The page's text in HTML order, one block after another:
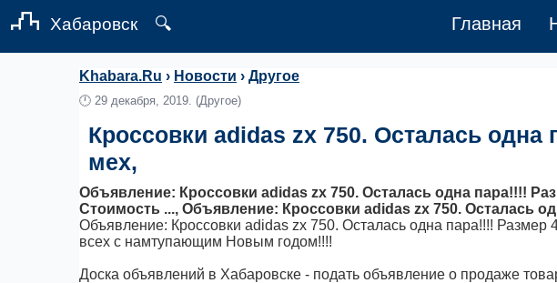
Хабаровск 🔍 Главная
Khabara.Ru › Новости › Другое
🕛 29 декабря, 2019. (Другое)
Кроссовки adidas zx 750. Осталась одна
мех,
Объявление: Кроссовки adidas zx 750. Осталась одна пара!!!!
Стоимость ..., Объявление: Кроссовки adidas zx 750. Осталась
Объявление: Кроссовки adidas zx 750. Осталась одна пара!!!!
всех с намтупающим Новым годом!!!!
Доска объявлений в Хабаровске - подать объявление о продаже